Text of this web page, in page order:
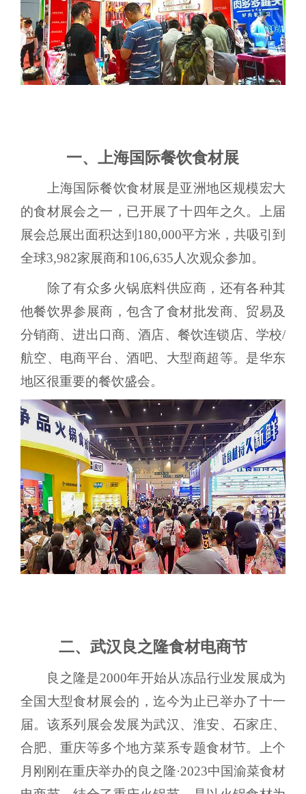
一、上海国际餐饮食材展
上海国际餐饮食材展是亚洲地区规模宏大
的食材展会之一，已开展了十四年之久。上届
展会总展出面积达到180,000平方米，共吸引到
全球3,982家展商和106,635人次观众参加。
除了有众多火锅底料供应商，还有各种其
他餐饮界参展商，包含了食材批发商、贸易及
分销商、进出口商、酒店、餐饮连锁店、学校/
航空、电商平台、酒吧、大型商超等。是华东
地区很重要的餐饮盛会。
二、武汉良之隆食材电商节
良之隆是2000年开始从冻品行业发展成为
全国大型食材展会的，迄今为止已举办了十一
届。该系列展会发展为武汉、淮安、石家庄、
合肥、重庆等多个地方菜系专题食材节。上个
月刚刚在重庆举办的良之隆·2023中国渝菜食材